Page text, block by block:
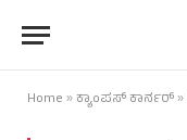
Home »ಕ್ಯಾಂಪಸ್ ಕಾರ್ನರ್»